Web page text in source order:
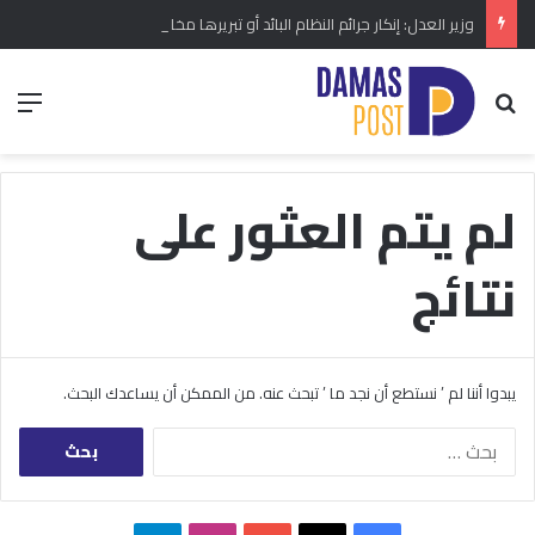
بحث عن
لم يتم العثور على
نتائج
يبدوا أننا لم ’ نستطع أن نجد ما ’ تبحث عنه. من الممكن أن يساعدك البحث.
البحث